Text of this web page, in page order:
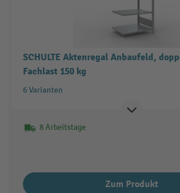
SCHULTE Aktenregal Anbaufeld,
Fachlast 150 kg
6 Varianten
8 Arbeitstage
Zum Produkt